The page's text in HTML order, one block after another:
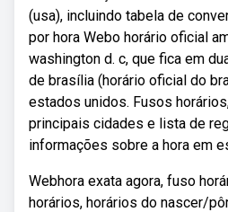
(usa), incluindo tabela de
por hora Webo horário oficial
washington d. c, que fica em
de brasília (horário oficial do
estados unidos. Fusos
principais cidades e lista de
informações sobre a hora em
Webhora exata agora, fuso
horários, horários do nascer/